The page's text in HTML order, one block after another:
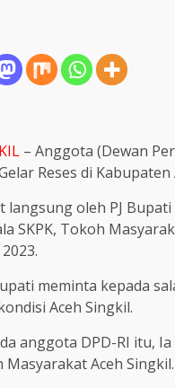
– Anggota (Dewan
Reses di Kabupaten
oleh PJ
SKPK, Tokoh
meminta kepada
Aceh Singkil.
anggota DPD-RI itu,
Aceh Singkil.